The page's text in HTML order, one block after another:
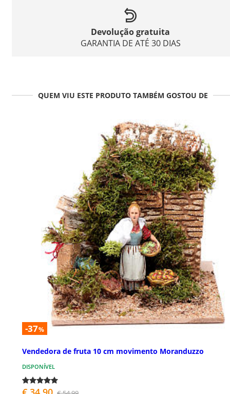
Devolução gratuita
GARANTIA DE ATÉ 30 DIAS
QUEM VIU ESTE PRODUTO TAMBÉM GOSTOU DE
-37%
Vendedora de fruta 10 cm movimento Moranduzzo
DISPONÍVEL